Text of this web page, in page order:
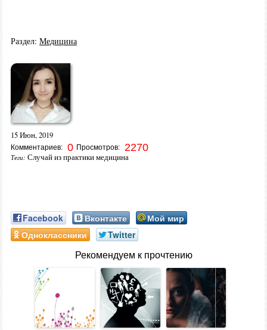
Раздел: Медицина
15 Июн, 2019
Комментариев: 0 Просмотров: 2270
Теги: Случай из практики медицина
Facebook Вконтакте
Мой мир
Одноклассники
Twitter
Рекомендуем к прочтению